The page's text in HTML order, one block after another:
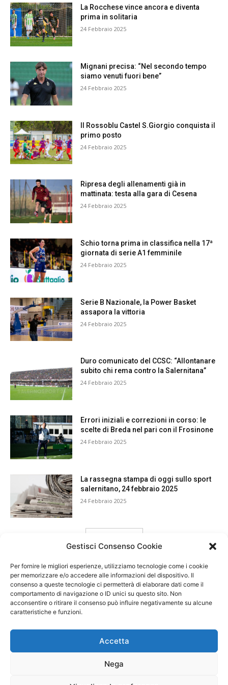
Gestisci Consenso Cookie
Per fornire le migliori esperienze, utilizziamo tecnologie come i cookie
per memorizzare e/o accedere alle informazioni del dispositivo. Il
consenso a queste tecnologie ci permetterà di elaborare dati come il
comportamento di navigazione o ID unici su questo sito. Non
acconsentire o ritirare il consenso può influire negativamente su alcune
caratteristiche e funzioni.
Accetta
Nega
La Rocchese vince ancora e diventa
prima in solitaria
24 Febbraio 2025
Mignani precisa: “Nel secondo tempo
siamo venuti fuori bene”
24 Febbraio 2025
Il Rossoblu Castel S.Giorgio conquista il
primo posto
24 Febbraio 2025
Ripresa degli allenamenti già in
mattinata: testa alla gara di Cesena
24 Febbraio 2025
Schio torna prima in classifica nella 17ª
giornata di serie A1 femminile
24 Febbraio 2025
Serie B Nazionale, la Power Basket
assapora la vittoria
24 Febbraio 2025
Duro comunicato del CCSC: “Allontanare
subito chi rema contro la Salernitana”
24 Febbraio 2025
Errori iniziali e correzioni in corso: le
scelte di Breda nel pari con il Frosinone
24 Febbraio 2025
La rassegna stampa di oggi sullo sport
salernitano, 24 febbraio 2025
24 Febbraio 2025